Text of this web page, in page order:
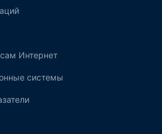
Интернет
системы